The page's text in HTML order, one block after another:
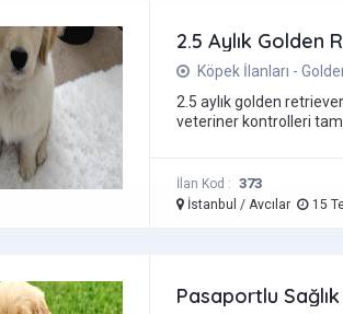
2.5 Aylık Golden
Köpek İlanları -
2.5 aylık golden
veteriner kontrolleri
İlan Kod : 373
İstanbul / Avcılar 15
Pasaportlu